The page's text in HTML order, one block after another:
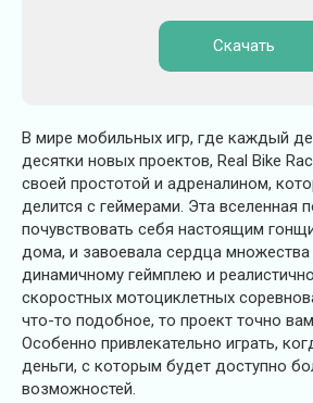
Скачать
В мире мобильных игр, где каждый
десятки новых проектов, Real Bike
своей простотой и адреналином,
делится с геймерами. Эта вселенная
почувствовать себя настоящим
дома, и завоевала сердца
динамичному геймплею и
скоростных мотоциклетных
что-то подобное, то проект точно
Особенно привлекательно играть,
деньги, с которым будет доступно
возможностей.